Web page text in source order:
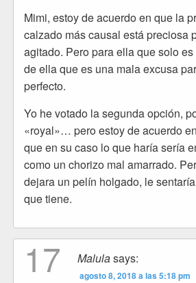
Mimi, estoy de acuerdo en que la
calzado más causal está preciosa
agitado. Pero para ella que solo
de ella que es una mala excusa
perfecto.
Yo he votado la segunda opción,
«royal»… pero estoy de acuerdo
que en su caso lo que haría sería
como un chorizo mal amarrado.
dejara un pelín holgado, le
que tiene.
17 Malulasays:
agosto 8, 2018 a las 5:18 pm